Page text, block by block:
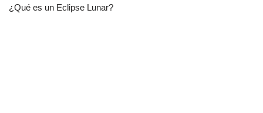
¿Qué es un Eclipse Lunar?